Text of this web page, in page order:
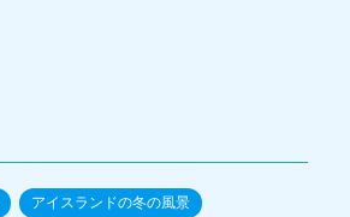
アイスランドの冬の風景